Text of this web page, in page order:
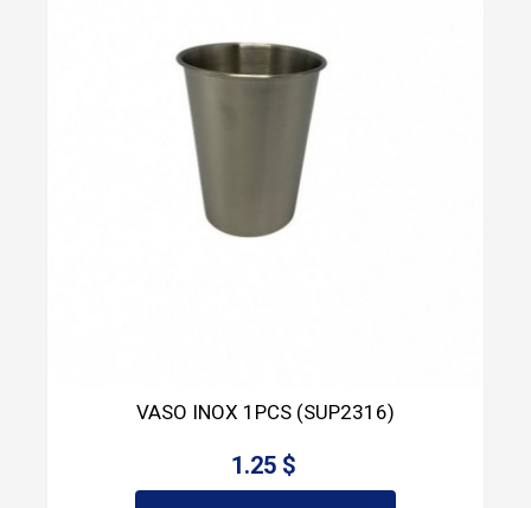
VASO INOX 1PCS (SUP2316)
1.25 $